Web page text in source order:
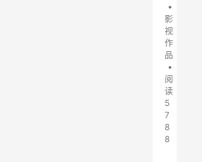
•
影
视
作
品
•
阅
读
5
7
8
8